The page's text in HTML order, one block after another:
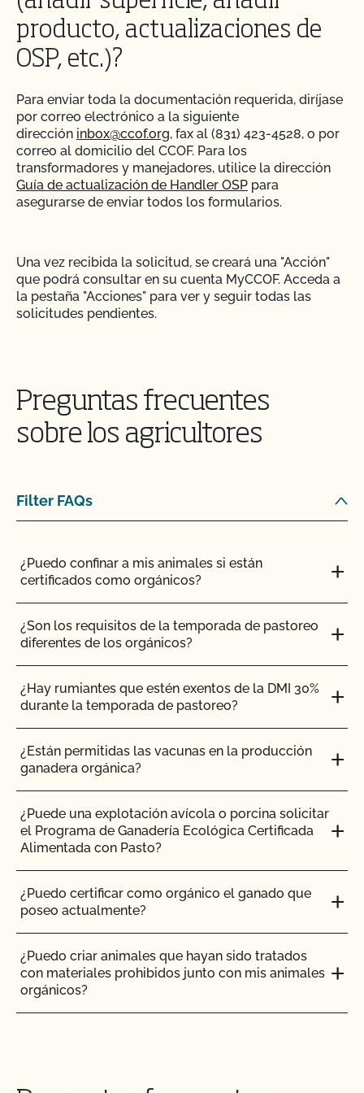
producto, actualizaciones de
OSP, etc.)?
Para enviar toda la documentación requerida, diríjase
por correo electrónico a la siguiente
dirección inbox@ccof.org, fax al (831) 423-4528, o por
correo al domicilio del CCOF. Para los
transformadores y manejadores, utilice la dirección
Guía de actualización de Handler OSP para
asegurarse de enviar todos los formularios.
Una vez recibida la solicitud, se creará una "Acción"
que podrá consultar en su cuenta MyCCOF. Acceda a
la pestaña "Acciones" para ver y seguir todas las
solicitudes pendientes.
INGLÉS TODOS CAMBIOS EN MI EMPRESA
PLAN DEL SISTEMA ECOLÓGICO (PSA)
¿Cómo actualizo mis datos o contactos?
(PSO)?
¿Cómo puedo ver la información de contacto de
mi operación y ver mis contactos autorizados?
¿Cómo funcionan las inspecciones ecológicas?
¿Cómo se comparan PrimusGFS y GLOBALG.A.P?
¿Cómo se comparan la normativa orgánica NOP
de la UDSA y la normativa OCal?
¿Cuánto tarda el CCOF en actualizar mi Plan de
Sistema Orgánico (PSO)?
¿Cuánto tiempo se tarda en obtener la
certificación OCal con el CCOF?
¿Cuánto se tarda en obtener el certificado de
seguridad alimentaria? ¿Cuánto cuesta?
¿Cuánto tiempo se tarda en recibir los resultados
Preguntas frecuentes
sobre los agricultores
Filter FAQs
¿Puedo confinar a mis animales si están
certificados como orgánicos?
¿Son los requisitos de la temporada de pastoreo
diferentes de los orgánicos?
¿Hay rumiantes que estén exentos de la DMI 30%
durante la temporada de pastoreo?
¿Están permitidas las vacunas en la producción
ganadera orgánica?
¿Puede una explotación avícola o porcina solicitar
el Programa de Ganadería Ecológica Certificada
Alimentada con Pasto?
¿Puedo certificar como orgánico el ganado que
poseo actualmente?
¿Puedo criar animales que hayan sido tratados
con materiales prohibidos junto con mis animales
orgánicos?